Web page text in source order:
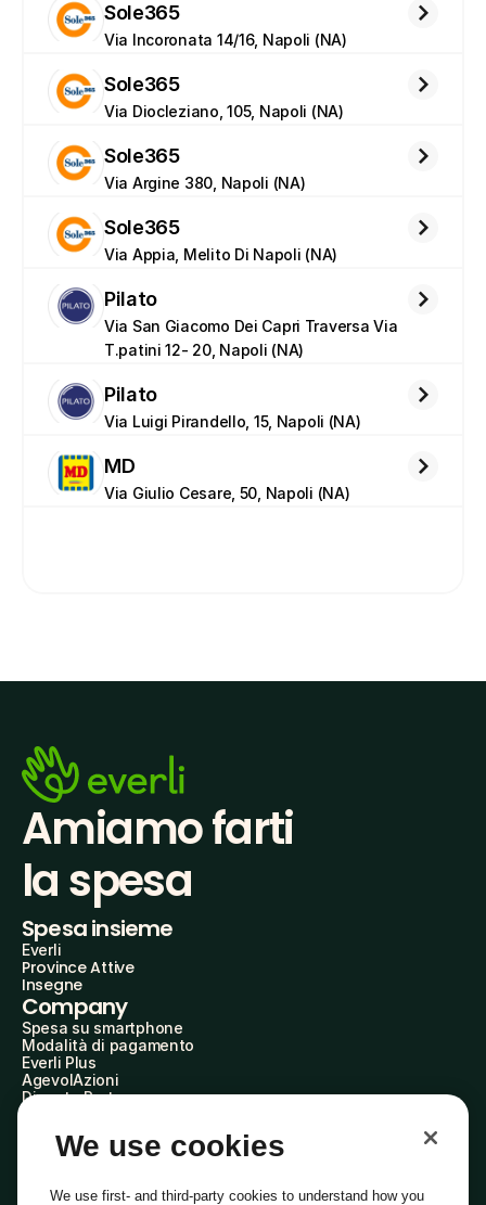
Sole365
Via Incoronata 14/16, Napoli (NA)
Sole365
Via Diocleziano, 105, Napoli (NA)
Sole365
Via Argine 380, Napoli (NA)
Sole365
Via Appia, Melito Di Napoli (NA)
Pilato
Via San Giacomo Dei Capri Traversa Via
T.patini 12- 20, Napoli (NA)
Pilato
Via Luigi Pirandello, 15, Napoli (NA)
MD
Via Giulio Cesare, 50, Napoli (NA)
Amiamo farti
la spesa
Spesa insieme
Everli
Province Attive
Insegne
Company
Spesa su smartphone
Modalità di pagamento
Everli Plus
AgevolAzioni
Diventa Partner
Everli Shoppers
About Us
Everli News
We use cookies
We use first- and third-party cookies to understand how you